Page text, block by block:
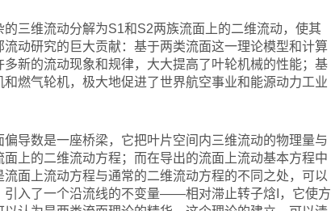
三维流动分解为S1和S2两族流面上的二维流动，使其
动研究的巨大贡献：基于两类流面这一理论模型和计算
新的流动现象和规律，大大提高了叶轮机械的性能；基
燃气轮机，极大地促进了世界航空事业和能源动力工业
导数是一座桥梁，它把叶片空间内三维流动的物理量与
上的二维流动方程；而在导出的流面上流动基本方程中
面上流动方程与通常的二维流动方程的不同之处，可以
引入了一个沿流线的不变量——相对滞止转子焓I，它使方